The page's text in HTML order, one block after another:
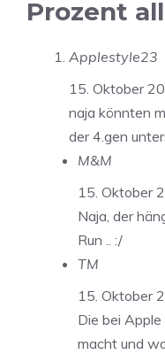
Prozent
Applestyle23
15. Oktober
naja könnten
der 4.gen
M&M
15. Oktober
Naja, der
Run .. :/
TM
15. Oktober
Die bei
macht und